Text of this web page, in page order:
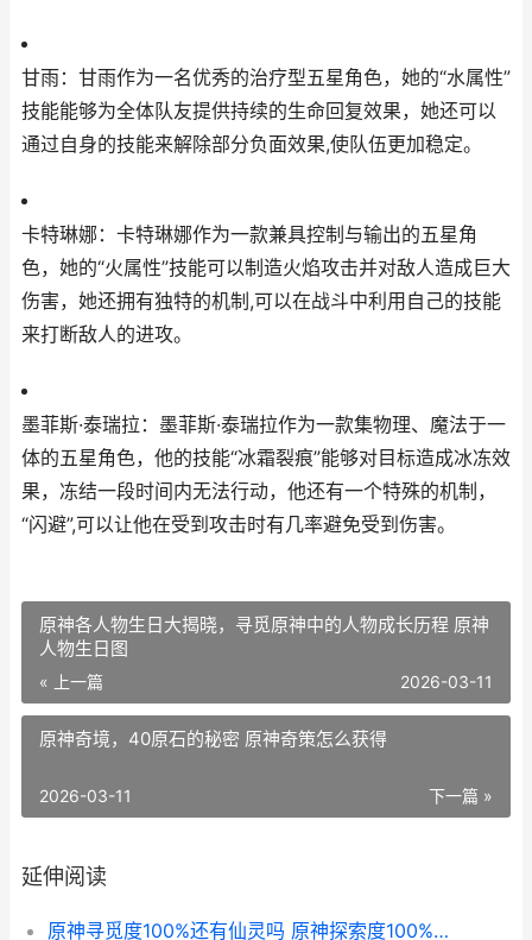
甘雨：甘雨作为一名优秀的治疗型五星角色，她的“水属性”
技能能够为全体队友提供持续的生命回复效果，她还可以
通过自身的技能来解除部分负面效果,使队伍更加稳定。
卡特琳娜：卡特琳娜作为一款兼具控制与输出的五星角
色，她的“火属性”技能可以制造火焰攻击并对敌人造成巨大
伤害，她还拥有独特的机制,可以在战斗中利用自己的技能
来打断敌人的进攻。
墨菲斯·泰瑞拉：墨菲斯·泰瑞拉作为一款集物理、魔法于一
体的五星角色，他的技能“冰霜裂痕”能够对目标造成冰冻效
果，冻结一段时间内无法行动，他还有一个特殊的机制，
“闪避”,可以让他在受到攻击时有几率避免受到伤害。
原神各人物生日大揭晓，寻觅原神中的人物成长历程 原神
人物生日图
« 上一篇 2026-03-11
原神奇境，40原石的秘密 原神奇策怎么获得
下一篇 »
2026-03-11
延伸阅读
原神寻觅度100%还有仙灵吗 原神探索度100%是什么意思